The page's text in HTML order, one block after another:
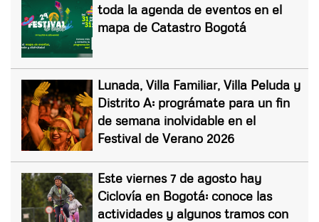
toda la agenda de eventos en el
mapa de Catastro Bogotá
Lunada, Villa Familiar, Villa Peluda y
Distrito A: prográmate para un fin
de semana inolvidable en el
Festival de Verano 2026
Este viernes 7 de agosto hay
Ciclovía en Bogotá: conoce las
actividades y algunos tramos con